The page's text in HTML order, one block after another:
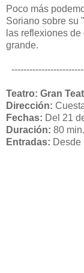
Poco más
Soriano sobre su
las reflexiones
grande.
Teatro: Gran
Dirección:
Fechas: Del 21
Duración: 80 min.
Entradas: Desde